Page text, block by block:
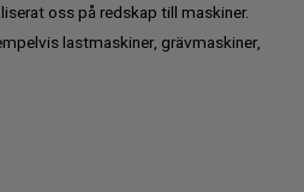
oss på redskap till maskiner.
lastmaskiner, grävmaskiner,